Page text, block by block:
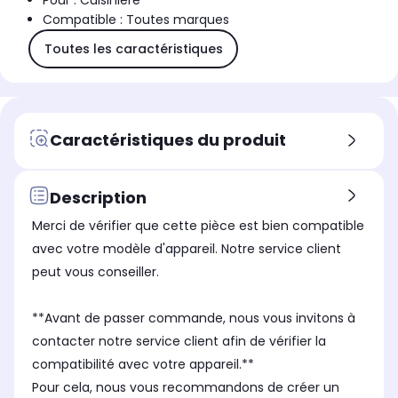
Compatible : Toutes marques
Toutes les caractéristiques
Caractéristiques du produit
Description
Merci de vérifier que cette pièce est bien compatible
avec votre modèle d'appareil. Notre service client
peut vous conseiller.
**Avant de passer commande, nous vous invitons à
contacter notre service client afin de vérifier la
compatibilité avec votre appareil.**
Pour cela, nous vous recommandons de créer un